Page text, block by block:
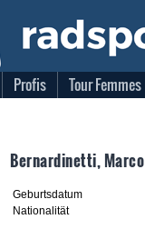
Profis Tour Femmes
Bernardinetti, Marco
Geburtsdatum
Nationalität